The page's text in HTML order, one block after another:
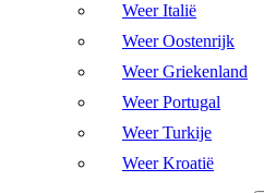
Weer Italië
Weer Oostenrijk
Weer Griekenland
Weer Portugal
Weer Turkije
Weer Kroatië